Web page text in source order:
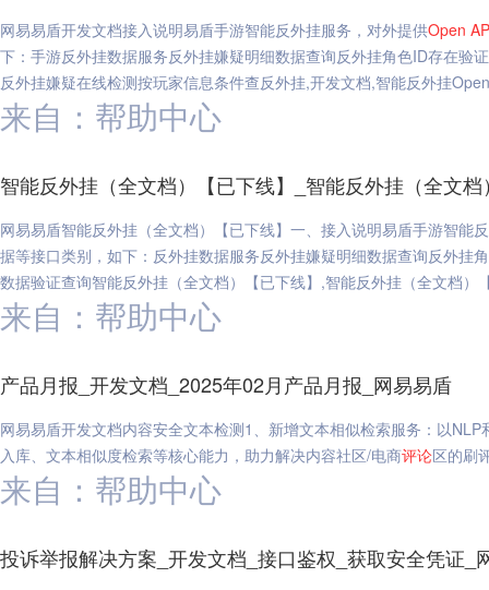
网易易盾开发文档接入说明易盾手游智能反外挂服务，对外提供Open
下：手游反外挂数据服务反外挂嫌疑明细数据查询反外挂角色ID存在验
反外挂嫌疑在线检测按玩家信息条件查反外挂,开发文档,智能反外挂
来自：帮助中心
智能反外挂（全文档）【已下线】_智能反外挂（全文
网易易盾智能反外挂（全文档）【已下线】一、接入说明易盾手游智能
据等接口类别，如下：反外挂数据服务反外挂嫌疑明细数据查询反外挂
数据验证查询智能反外挂（全文档）【已下线】,智能反外挂（全文档）
来自：帮助中心
产品月报_开发文档_2025年02月产品月报_网易易盾
网易易盾开发文档内容安全文本检测1、新增文本相似检索服务：以
入库、文本相似度检索等核心能力，助力解决内容社区/电商评论区的刷
来自：帮助中心
投诉举报解决方案_开发文档_接口鉴权_获取安全凭证_